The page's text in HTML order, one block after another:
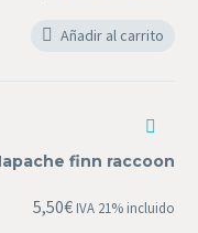
Añadir al carrito
finn raccoon
5,50€ IVA 21% incluido